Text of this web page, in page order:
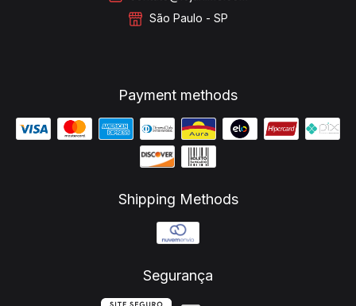
São Paulo - SP
Payment methods
Shipping Methods
Segurança